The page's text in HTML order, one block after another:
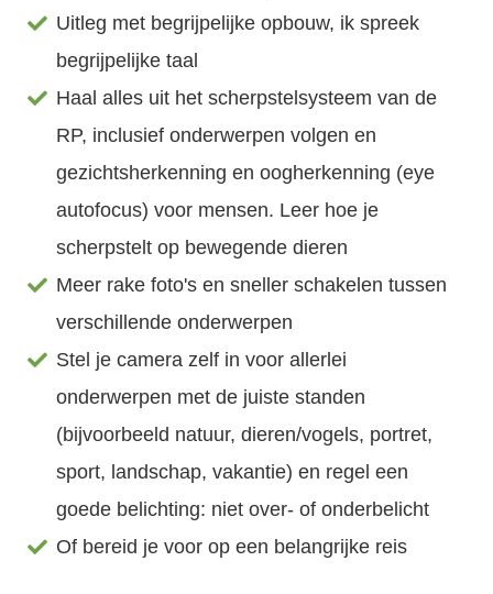
Uitleg met begrijpelijke opbouw, ik spreek
begrijpelijke taal
Haal alles uit het scherpstelsysteem van de
RP, inclusief onderwerpen volgen en
gezichtsherkenning en oogherkenning (eye
autofocus) voor mensen. Leer hoe je
scherpstelt op bewegende dieren
Meer rake foto's en sneller schakelen tussen
verschillende onderwerpen
Stel je camera zelf in voor allerlei
onderwerpen met de juiste standen
(bijvoorbeeld natuur, dieren/vogels, portret,
sport, landschap, vakantie) en regel een
goede belichting: niet over- of onderbelicht
Of bereid je voor op een belangrijke reis